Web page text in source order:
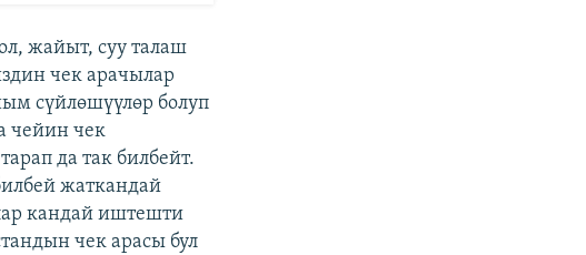
жайыт, суу талаш
чек арачылар
сүйлөшүүлөр болуп
чейин чек
да так билбейт.
жаткандай
кандай иштешти
чек арасы бул